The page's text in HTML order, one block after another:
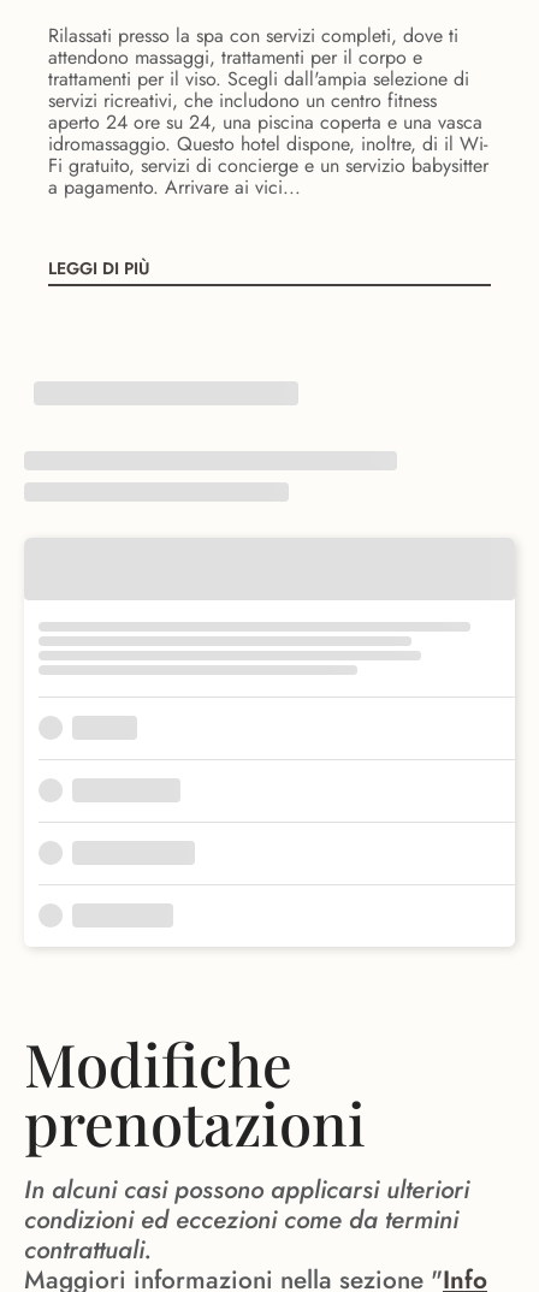
Rilassati presso la spa con servizi completi, dove ti
attendono massaggi, trattamenti per il corpo e
trattamenti per il viso. Scegli dall'ampia selezione di
servizi ricreativi, che includono un centro fitness
aperto 24 ore su 24, una piscina coperta e una vasca
idromassaggio. Questo hotel dispone, inoltre, di il Wi-
Fi gratuito, servizi di concierge e un servizio babysitter
a pagamento. Arrivare ai vici...
LEGGI DI PIÙ
Modifiche
prenotazioni
In alcuni casi possono applicarsi ulteriori
condizioni ed eccezioni come da termini
contrattuali.
Maggiori informazioni nella sezione "Info